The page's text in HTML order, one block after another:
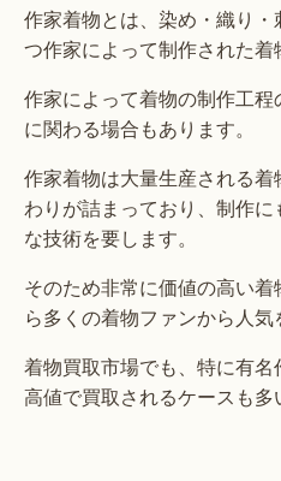
作家着物とは、染め・織り
つ作家によって制作された着
作家によって着物の制作工
に関わる場合もあります。
作家着物は大量生産される
わりが詰まっており、制作
な技術を要します。
そのため非常に価値の高い
ら多くの着物ファンから人気
着物買取市場でも、特に有名
高値で買取されるケースも多